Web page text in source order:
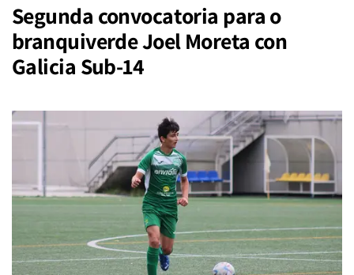
Segunda convocatoria para o
branquiverde Joel Moreta con
Galicia Sub-14